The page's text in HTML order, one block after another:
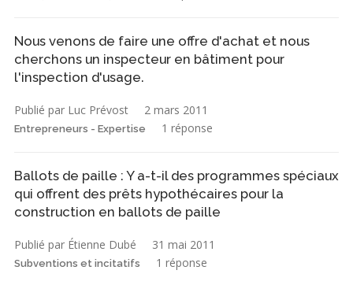
Nous venons de faire une offre d'achat et nous
cherchons un inspecteur en bâtiment pour
l'inspection d'usage.
Publié par Luc Prévost 2 mars 2011
Entrepreneurs - Expertise 1 réponse
Ballots de paille : Y a-t-il des programmes spéciaux
qui offrent des prêts hypothécaires pour la
construction en ballots de paille
Publié par Étienne Dubé 31 mai 2011
Subventions et incitatifs 1 réponse